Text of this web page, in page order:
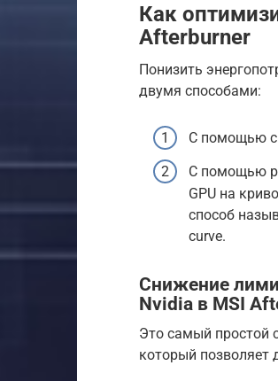
Как
Afterburner
Понизить
двумя способами:
С помощью
С помощью
GPU на
способ
curve.
Снижение
Nvidia в MSI
Это самый простой
который позволяет